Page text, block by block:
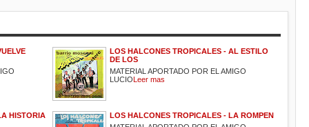
LOS HALCONES TROPICALES - AL ESTILO
DE LOS
MATERIAL APORTADO POR EL AMIGO
LUCIOLeer mas
HISTORIA
LOS HALCONES TROPICALES - LA ROMPEN